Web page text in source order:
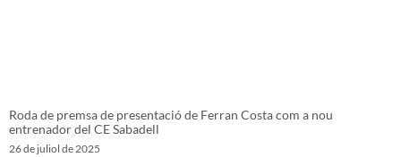
Roda de premsa de presentació de Ferran Costa com a nou
entrenador del CE Sabadell
26 de juliol de 2025